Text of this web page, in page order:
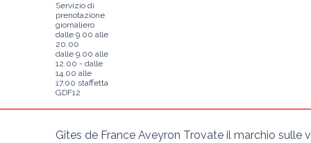
Servizio di
prenotazione
giornaliero
dalle 9.00 alle
20.00
dalle 9.00 alle
12.00 - dalle
14.00 alle
17.00 staffetta
GDF12
Gîtes de France Aveyron Trovate il marchio sulle